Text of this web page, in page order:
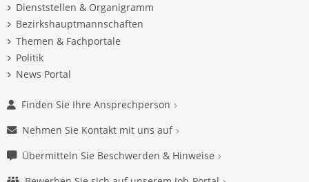
Dienststellen & Organigramm
Bezirkshauptmannschaften
Themen & Fachportale
Politik
News Portal
Finden Sie Ihre Ansprechperson
Nehmen Sie Kontakt mit uns auf
Übermitteln Sie Beschwerden & Hinweise